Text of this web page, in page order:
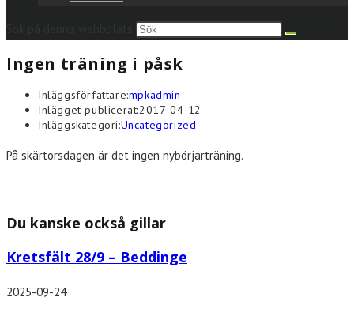
Ingen träning i påsk
Inläggsförfattare:mpkadmin
Inlägget publicerat:2017-04-12
Inläggskategori:Uncategorized
På skärtorsdagen är det ingen nybörjarträning.
Du kanske också gillar
Kretsfält 28/9 – Beddinge
2025-09-24